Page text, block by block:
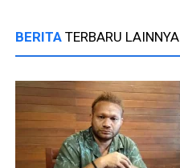
BERITA TERBARU LAINNYA